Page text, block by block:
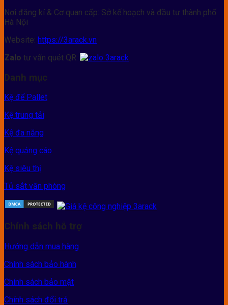
Nơi đăng kí & Cơ quan cấp: Sở kế hoạch và đầu tư thành phố
Hà Nội
Website: https://3arack.vn
Zalo tư vấn quét QR:
Danh mục
Kệ để Pallet
Kệ trung tải
Kệ đa năng
Kệ quảng cáo
Kệ siêu thị
Tủ sắt văn phòng
Chính sách hỗ trợ
Hướng dẫn mua hàng
Chính sách bảo hành
Chính sách bảo mật
Chính sách đổi trả